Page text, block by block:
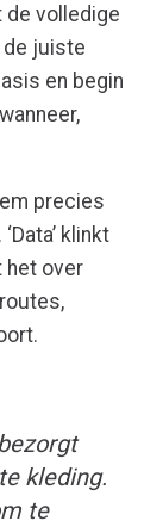
de volledige
de juiste
en begin
precies
klinkt
het over
kleding.
te